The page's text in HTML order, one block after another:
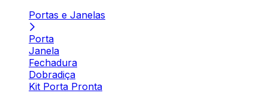
Portas e Janelas
Porta
Janela
Fechadura
Dobradiça
Kit Porta Pronta